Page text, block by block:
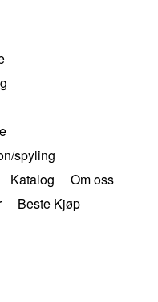
spyling
Katalog
Om oss
Beste Kjøp